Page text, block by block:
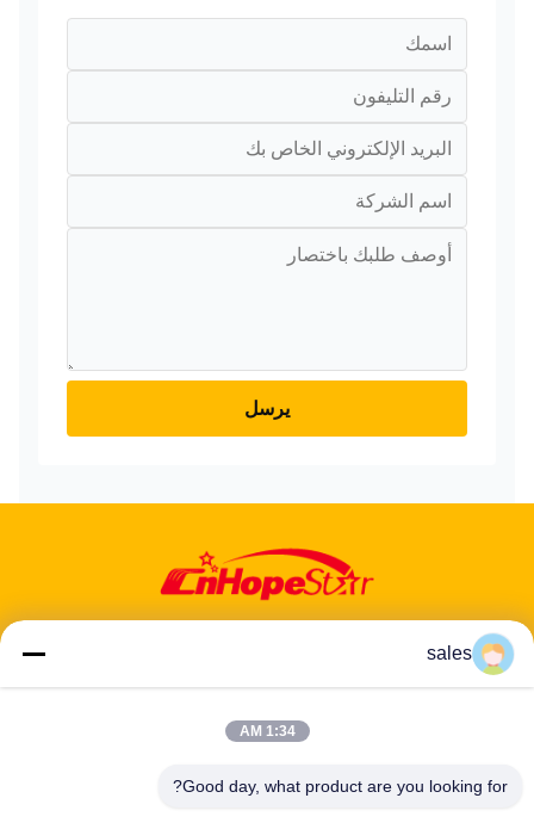
يرسل
عنوان: 601-606، الطابق 6، المبنى E، حديقة يوانفين الصناعية، منطقة
هاتف:86-13424296897
sales
1:34 AM
Good day, what product are you looking for?